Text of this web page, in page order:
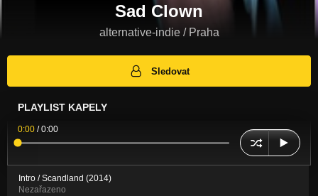
Sad Clown
alternative-indie / Praha
Sledovat
PLAYLIST KAPELY
0:00 /0:00
Intro / Scandland (2014)
Nezařazeno